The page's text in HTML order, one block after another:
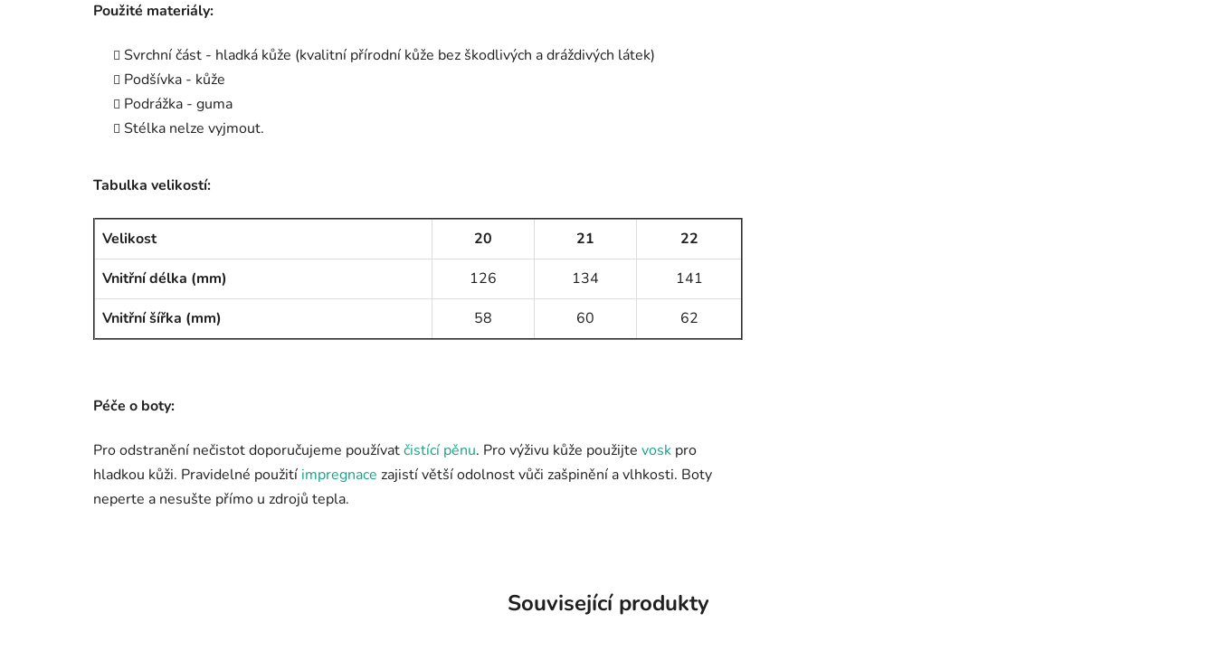
Použité materiály:
Svrchní část - hladká kůže (kvalitní přírodní kůže bez škodlivých a dráždivých látek)
Podšívka - kůže
Podrážka - guma
Stélka nelze vyjmout.
Tabulka velikostí:
Velikost 20 21
22
Vnitřní délka (mm)
126 134
141
Vnitřní šířka (mm)
58 60 62
Péče o boty:
Pro odstranění nečistot doporučujeme používatčistící pěnu. Pro výživu kůže použijte vosk pro
hladkou kůži. Pravidelné použití impregnace zajistí větší odolnost vůči zašpinění a vlhkosti. Boty
neperte a nesušte přímo u zdrojů tepla.
Související produkty